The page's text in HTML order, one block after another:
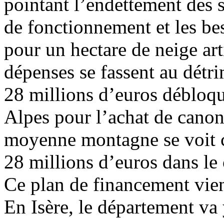
de fonctionnement et les
pour un hectare de neige
dépenses se fassent au
28 millions d’euros
Alpes pour l’achat de
moyenne montagne se
28 millions d’euros dans
Ce plan de financement
En Isère, le département